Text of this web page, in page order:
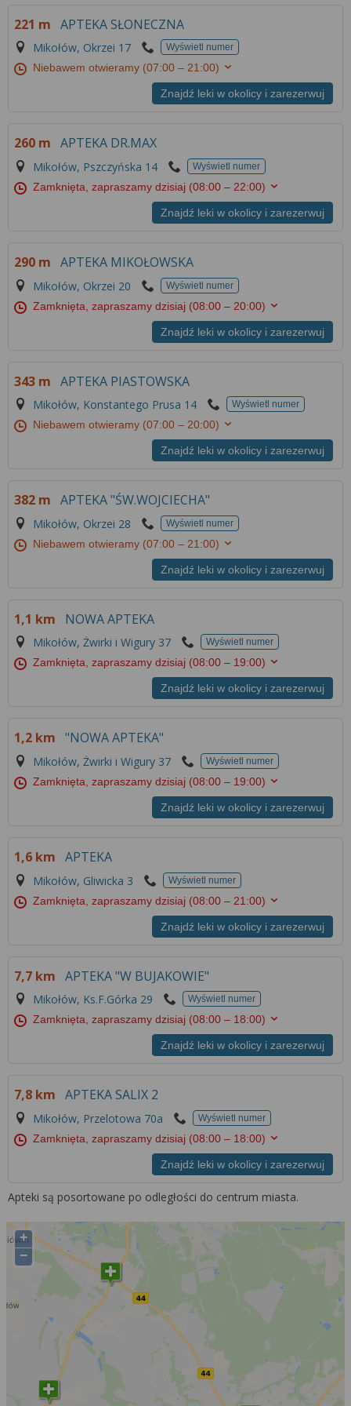
221 m APTEKA SŁONECZNA
Mikołów, Okrzei 17 Wyświetl numer
Niebawem otwieramy (07:00 – 21:00)
Znajdź leki w okolicy i zarezerwuj
260 m APTEKA DR.MAX
Mikołów, Pszczyńska 14 Wyświetl numer
Zamknięta, zapraszamy dzisiaj (08:00 – 22:00)
Znajdź leki w okolicy i zarezerwuj
290 m APTEKA MIKOŁOWSKA
Mikołów, Okrzei 20 Wyświetl numer
Zamknięta, zapraszamy dzisiaj (08:00 – 20:00)
Znajdź leki w okolicy i zarezerwuj
343 m APTEKA PIASTOWSKA
Mikołów, Konstantego Prusa 14 Wyświetl numer
Niebawem otwieramy (07:00 – 20:00)
Znajdź leki w okolicy i zarezerwuj
382 m APTEKA "ŚW.WOJCIECHA"
Mikołów, Okrzei 28 Wyświetl numer
Niebawem otwieramy (07:00 – 21:00)
Znajdź leki w okolicy i zarezerwuj
1,1 km NOWA APTEKA
Mikołów, Żwirki i Wigury 37 Wyświetl numer
Zamknięta, zapraszamy dzisiaj (08:00 – 19:00)
Znajdź leki w okolicy i zarezerwuj
1,2 km "NOWA APTEKA"
Mikołów, Żwirki i Wigury 37 Wyświetl numer
Zamknięta, zapraszamy dzisiaj (08:00 – 19:00)
Znajdź leki w okolicy i zarezerwuj
1,6 km APTEKA
Mikołów, Gliwicka 3 Wyświetl numer
Zamknięta, zapraszamy dzisiaj (08:00 – 21:00)
Znajdź leki w okolicy i zarezerwuj
7,7 km APTEKA "W BUJAKOWIE"
Mikołów, Ks.F.Górka 29 Wyświetl numer
Zamknięta, zapraszamy dzisiaj (08:00 – 18:00)
Znajdź leki w okolicy i zarezerwuj
7,8 km APTEKA SALIX 2
Mikołów, Przelotowa 70a Wyświetl numer
Zamknięta, zapraszamy dzisiaj (08:00 – 18:00)
Znajdź leki w okolicy i zarezerwuj
Apteki są posortowane po odległości do centrum miasta.
+
−
narzędzi zewnętrznych w naszym serwisie
znajdziesz wRegulaminie Serwisu.